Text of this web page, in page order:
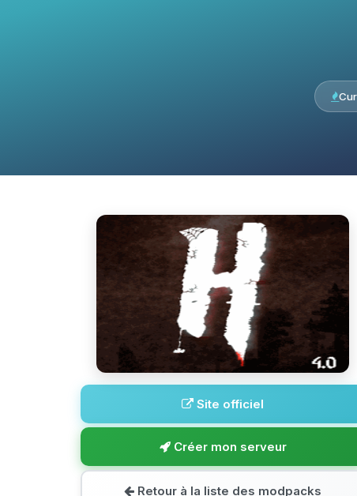
Site officiel
Créer mon serveur
Retour à la liste des modpacks